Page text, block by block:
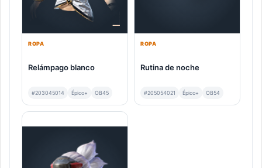
ROPA
Relámpago blanco
#203045014 Épico+ OB45
ROPA
Rutina de noche
#205054021 Épico+ OB54